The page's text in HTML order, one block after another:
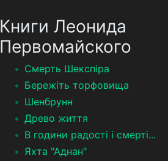
Книги Леонида
Первомайского
Смерть Шекспіра
Бережіть торфовища
Шенбрунн
Древо життя
В години радості і смерті...
Яхта "Аднан"